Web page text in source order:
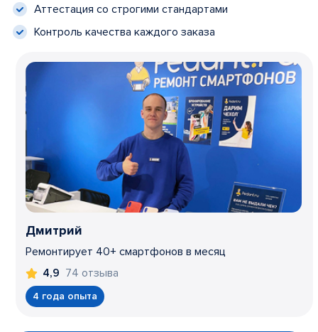
Аттестация со строгими стандартами
Контроль качества каждого заказа
Дмитрий
Ремонтирует 40+ смартфонов в месяц
4,9 74 отзыва
4 года опыта